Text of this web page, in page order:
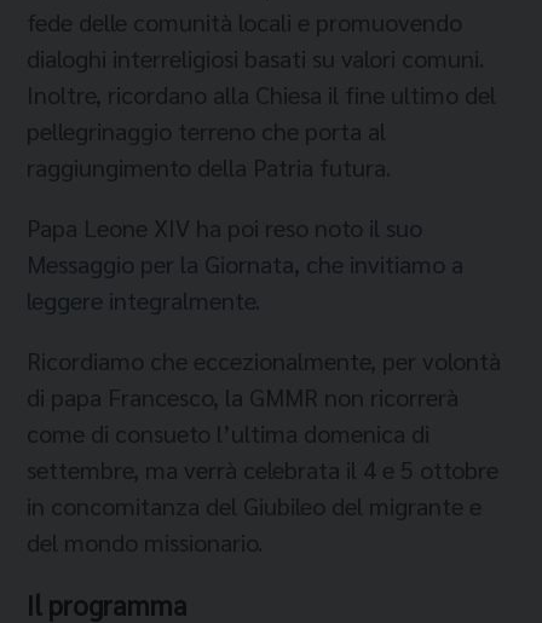
fede delle comunità locali e promuovendo
dialoghi interreligiosi basati su valori comuni.
Inoltre, ricordano alla Chiesa il fine ultimo del
pellegrinaggio terreno che porta al
raggiungimento della Patria futura.
Papa Leone XIV ha poi reso noto il suo
Messaggio per la Giornata, che invitiamo a
leggere integralmente.
Ricordiamo che eccezionalmente, per volontà
di papa Francesco, la GMMR non ricorrerà
come di consueto l’ultima domenica di
settembre, ma verrà celebrata il 4 e 5 ottobre
in concomitanza del Giubileo del migrante e
del mondo missionario.
Il programma